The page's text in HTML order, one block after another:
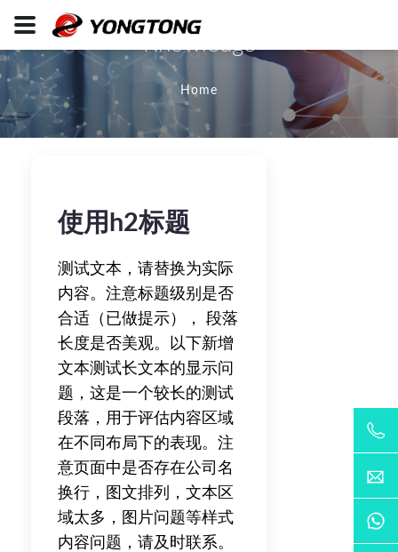
Knowledge
Home
使用h2标题
测试文本，请替换为实际
内容。注意标题级别是否
合适（已做提示）， 段落
长度是否美观。以下新增
文本测试长文本的显示问
题，这是一个较长的测试
段落，用于评估内容区域
在不同布局下的表现。注
意页面中是否存在公司名
换行，图文排列，文本区
域太多，图片问题等样式
内容问题，请及时联系。